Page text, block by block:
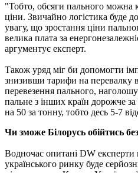
"Тобто, обсяги пального можна
ціни. Звичайно логістика буде
увагу, що зростання ціни
велика плата за
аргументує експерт.
Також уряд міг би допомогти
знизивши тарифи на перевалку в
перевезення пального,
пальне з інших країн дорожче за
на 50 за тонну, тобто десь 5-7
Чи зможе Білорусь обійтись
Водночас опитані DW експерти
українського ринку буде